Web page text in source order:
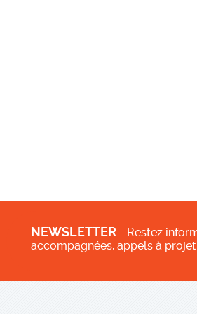
NEWSLETTER - Restez
accompagnées, appels à